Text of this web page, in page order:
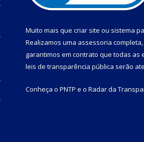
Muito mais que criar site ou sistema
Realizamos uma assessoria
garantimos em contrato que todas as
leis de transparência pública serão
Conheça o PNTP e o Radar da